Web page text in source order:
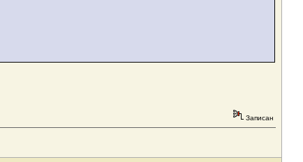
Записан